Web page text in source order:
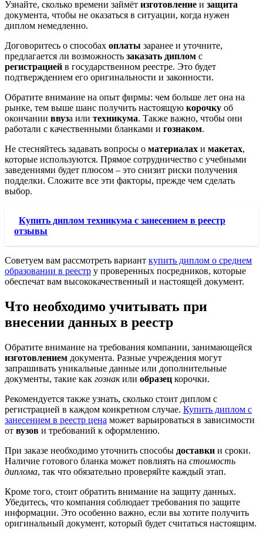
Узнайте, сколько времени займёт изготовление и защита
документа, чтобы не оказаться в ситуации, когда нужен
диплом немедленно.
Договоритесь о способах оплаты заранее и уточните,
предлагается ли возможность заказать диплом с
регистрацией в государственном реестре. Это будет
подтверждением его оригинальности и законности.
Обратите внимание на опыт фирмы: чем больше лет она на
рынке, тем выше шанс получить настоящую корочку об
окончании ввуза или техникума. Также важно, чтобы они
работали с качественными бланками и гознаком.
Не стесняйтесь задавать вопросы о материалах и макетах,
которые используются. Прямое сотрудничество с учебными
заведениями будет плюсом – это снизит риски получения
подделки. Сложите все эти факторы, прежде чем сделать
выбор.
Купить диплом техникума с занесением в реестр
отзывы
Советуем вам рассмотреть вариант купить диплом о среднем
образовании в реестр у проверенных посредников, которые
обеспечат вам высококачественный и настоящей документ.
Что необходимо учитывать при
внесении данных в реестр
Обратите внимание на требования компании, занимающейся
изготовлением документа. Разные учреждения могут
запрашивать уникальные данные или дополнительные
документы, такие как гознакили образец корочки.
Рекомендуется также узнать, сколько стоит диплом с
регистрацией в каждом конкретном случае. Купить диплом с
занесением в реестр цена может варьироваться в зависимости
от вузов и требований к оформлению.
При заказе необходимо уточнить способы доставки и сроки.
Наличие готового бланка может повлиять на стоимость
диплома, так что обязательно проверяйте каждый этап.
Кроме того, стоит обратить внимание на защиту данных.
Убедитесь, что компания соблюдает требования по защите
информации. Это особенно важно, если вы хотите получить
оригинальный документ, который будет считаться настоящим.